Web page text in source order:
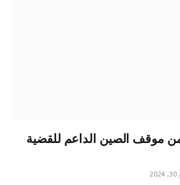
موقف الصين الداعم للقضية